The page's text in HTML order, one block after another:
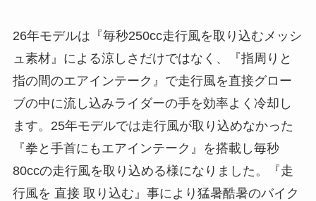
26年モデルは『毎秒250cc走行風を取り込むメッシ
ュ素材』による涼しさだけではなく、『指周りと
指の間のエアインテーク』で走行風を直接グロー
ブの中に流し込みライダーの手を効率よく冷却し
ます。25年モデルでは走行風が取り込めなかった
『拳と手首にもエアインテーク』を搭載し毎秒
80ccの走行風を取り込める様になりました。『走
行風を 直接 取り込む』事により猛暑酷暑のバイク